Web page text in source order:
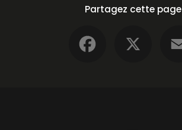
Partagez cette page